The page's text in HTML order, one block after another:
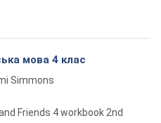
мова 4 клас
Simmons
Friends 4 workbook 2nd